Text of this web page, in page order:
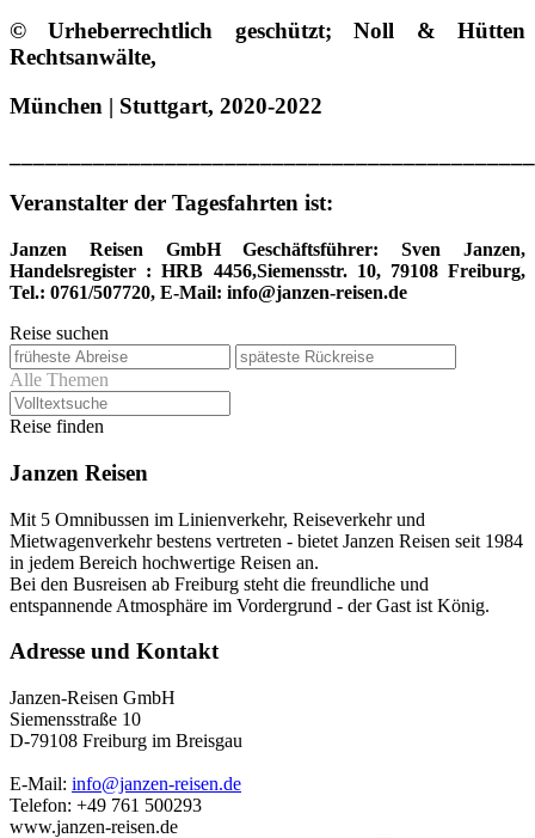
© Urheberrechtlich geschützt; Noll & Hütten
Rechtsanwälte,
München | Stuttgart, 2020-2022
Veranstalter der Tagesfahrten ist:
Janzen Reisen GmbH Geschäftsführer: Sven Janzen,
Handelsregister : HRB 4456,Siemensstr. 10, 79108 Freiburg,
Tel.: 0761/507720, E-Mail: info@janzen-reisen.de
Reise suchen
Alle Themen
Reise finden
Janzen Reisen
Mit 5 Omnibussen im Linienverkehr, Reiseverkehr und
Mietwagenverkehr bestens vertreten - bietet Janzen Reisen seit 1984
in jedem Bereich hochwertige Reisen an.
Bei den Busreisen ab Freiburg steht die freundliche und
entspannende Atmosphäre im Vordergrund - der Gast ist König.
Adresse und Kontakt
Janzen-Reisen GmbH
Siemensstraße 10
D-79108 Freiburg im Breisgau
E-Mail: info@janzen-reisen.de
Telefon: +49 761 500293
www.janzen-reisen.de